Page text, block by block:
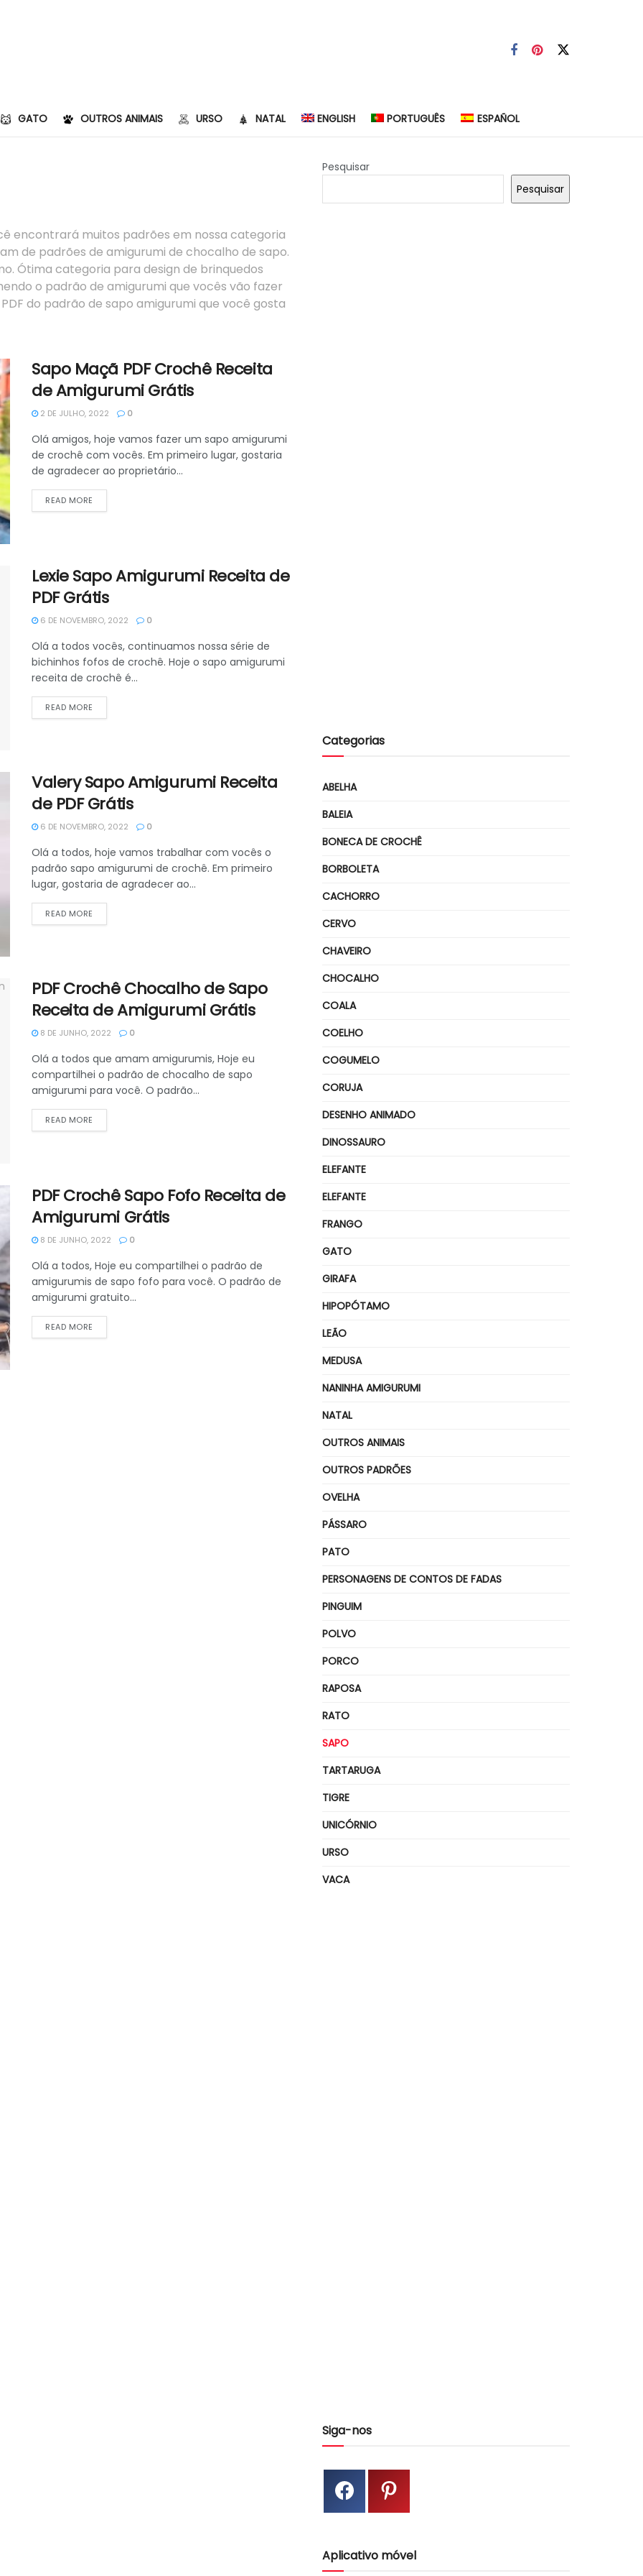
GATO OUTROS ANIMAIS URSO NATAL ENGLISH PORTUGUÊS ESPAÑOL
encontrará muitos padrões em nossa categoria
de padrões de amigurumi de chocalho de sapo.
Ótima categoria para design de brinquedos
o padrão de amigurumi que vocês vão fazer
do padrão de sapo amigurumi que você gosta
Sapo Maçã PDF Crochê Receita
de Amigurumi Grátis
2 DE JULHO, 2022 0
Olá amigos, hoje vamos fazer um sapo amigurumi
de crochê com vocês. Em primeiro lugar, gostaria
de agradecer ao proprietário...
READ MORE
Lexie Sapo Amigurumi Receita de
PDF Grátis
6 DE NOVEMBRO, 2022 0
Olá a todos vocês, continuamos nossa série de
bichinhos fofos de crochê. Hoje o sapo amigurumi
receita de crochê é...
READ MORE
Valery Sapo Amigurumi Receita
de PDF Grátis
6 DE NOVEMBRO, 2022 0
Olá a todos, hoje vamos trabalhar com vocês o
padrão sapo amigurumi de crochê. Em primeiro
lugar, gostaria de agradecer ao...
READ MORE
PDF Crochê Chocalho de Sapo
Receita de Amigurumi Grátis
8 DE JUNHO, 2022 0
Olá a todos que amam amigurumis, Hoje eu
compartilhei o padrão de chocalho de sapo
amigurumi para você. O padrão...
READ MORE
PDF Crochê Sapo Fofo Receita de
Amigurumi Grátis
8 DE JUNHO, 2022 0
Olá a todos, Hoje eu compartilhei o padrão de
amigurumis de sapo fofo para você. O padrão de
amigurumi gratuito...
READ MORE
Pesquisar
Pesquisar
Categorias
ABELHA
BALEIA
BONECA DE CROCHÊ
BORBOLETA
CACHORRO
CERVO
CHAVEIRO
CHOCALHO
COALA
COELHO
COGUMELO
CORUJA
DESENHO ANIMADO
DINOSSAURO
ELEFANTE
ELEFANTE
FRANGO
GATO
GIRAFA
HIPOPÓTAMO
LEÃO
MEDUSA
NANINHA AMIGURUMI
NATAL
OUTROS ANIMAIS
OUTROS PADRÕES
OVELHA
PÁSSARO
PATO
PERSONAGENS DE CONTOS DE FADAS
PINGUIM
POLVO
PORCO
RAPOSA
RATO
SAPO
TARTARUGA
TIGRE
UNICÓRNIO
URSO
VACA
Siga-nos
Aplicativo móvel